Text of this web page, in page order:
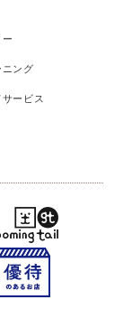
ニング
ービス